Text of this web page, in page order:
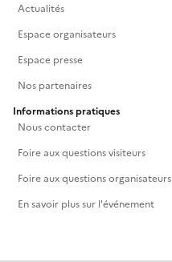
Actualités
Espace organisateurs
Espace presse
Nos partenaires
Informations pratiques
Nous contacter
Foire aux questions visiteurs
Foire aux questions organisateurs
En savoir plus sur l'événement